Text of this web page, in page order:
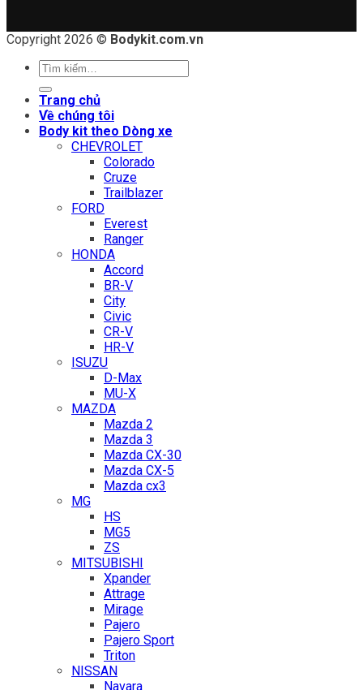
Copyright 2026 © Bodykit.com.vn
Tìm
kiếm:
Trang chủ
Về chúng tôi
Body kit theo Dòng xe
CHEVROLET
Colorado
Cruze
Trailblazer
FORD
Everest
Ranger
HONDA
Accord
BR-V
City
Civic
CR-V
HR-V
ISUZU
D-Max
MU-X
MAZDA
Mazda 2
Mazda 3
Mazda CX-30
Mazda CX-5
Mazda cx3
MG
HS
MG5
ZS
MITSUBISHI
Xpander
Attrage
Mirage
Pajero
Pajero Sport
Triton
NISSAN
Navara